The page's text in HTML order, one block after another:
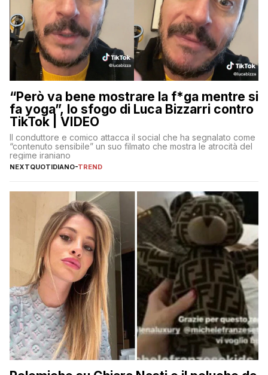
“Però va bene mostrare la f*ga mentre si
fa yoga”, lo sfogo di Luca Bizzarri contro
TikTok | VIDEO
Il conduttore e comico attacca il social che ha segnalato come
“contenuto sensibile” un suo filmato che mostra le atrocità del
regime iraniano
NEXTQUOTIDIANO-TREND